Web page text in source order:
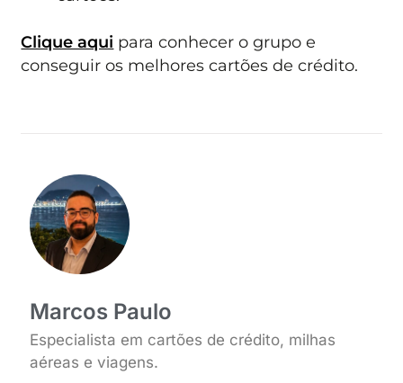
Clique aqui para conhecer o grupo e
conseguir os melhores cartões de crédito.
Marcos Paulo
Especialista em cartões de crédito, milhas
aéreas e viagens.